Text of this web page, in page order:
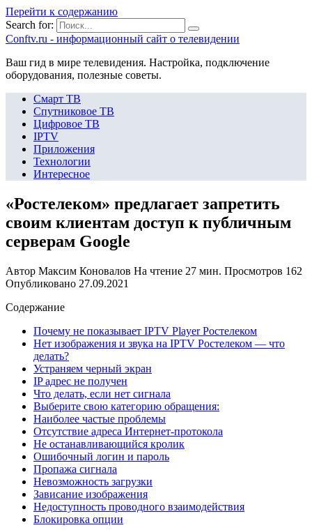
Перейти к содержанию
Search for:
Сonftv.ru - информационный сайт о телевидении
Ваш гид в мире телевидения. Настройка, подключение
оборудования, полезные советы.
Смарт ТВ
Спутниковое ТВ
Цифровое ТВ
IPTV
Приложения
Технологии
Интересное
«Ростелеком» предлагает запретить
своим клиентам доступ к публичным
серверам Google
Автор Максим Коновалов На чтение 27 мин. Просмотров 162
Опубликовано 27.09.2021
Содержание
Почему не показывает IPTV Player Ростелеком
Нет изображения и звука на IPTV Ростелеком — что
делать?
Устраняем черный экран
IP адрес не получен
Что делать, если нет сигнала
Выберите свою категорию обращения:
Наиболее частые проблемы
Отсутствие адреса Интернет-протокола
Не останавливающийся кролик
Ошибочный логин и пароль
Пропажа сигнала
Невозможность загрузки
Зависание изображения
Недоступность проводного взаимодействия
Блокировка опции